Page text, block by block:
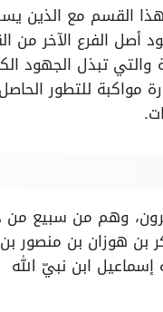
القسم مع الذين
الفرع الآخر من
والتي تبذل الجهود
مواكبة للتطور
وهم من سبيع من
بن هوزان بن منصور بن
ابن نبيّ الله